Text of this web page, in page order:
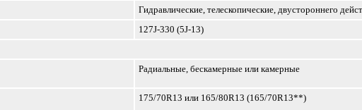
Гидравлические, телескопические, двустороннего
127J-330 (5J-13)
Радиальные, бескамерные или камерные
175/70R13 или 165/80R13 (165/70R13**)